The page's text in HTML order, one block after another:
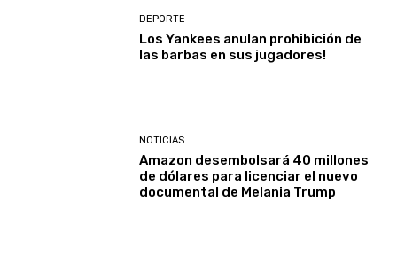
DEPORTE
Los Yankees anulan prohibición de
las barbas en sus jugadores!
NOTICIAS
Amazon desembolsará 40 millones
de dólares para licenciar el nuevo
documental de Melania Trump